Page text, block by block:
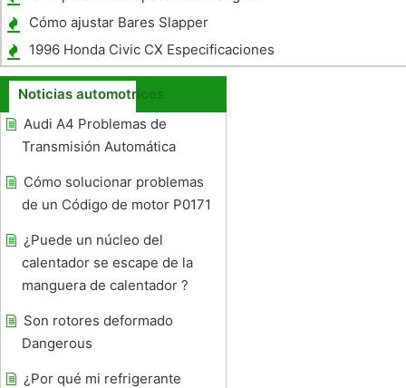
Cómo ajustar Bares Slapper
1996 Honda Civic CX Especificaciones
Noticias automotrices
Audi A4 Problemas de
Transmisión Automática
Cómo solucionar problemas
de un Código de motor P0171
¿Puede un núcleo del
calentador se escape de la
manguera de calentador ?
Son rotores deformado
Dangerous
¿Por qué mi refrigerante